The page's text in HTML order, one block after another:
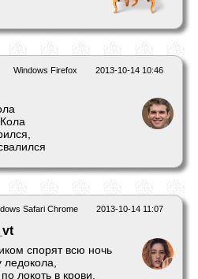
2013-10-14 10:46
Windows Firefox
2013-10-14 11:07
Safari Chrome
спорят всю ночь
ледокола,
локоть в крови,